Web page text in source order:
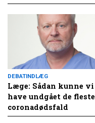
DEBATINDLÆG
Læge: Sådan kunne vi
have undgået de fleste
coronadødsfald